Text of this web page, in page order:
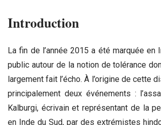
Introduction
La fin de l’année 2015 a été marquée en
public autour de la notion de tolérance
largement fait l’écho. À l’origine de cette
principalement deux événements :
Kalburgi, écrivain et représentant de la
en Inde du Sud, par des extrémistes